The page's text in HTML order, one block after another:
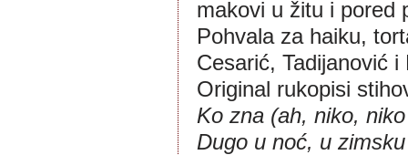
makovi u žitu i pored
Pohvala za haiku,
Cesarić, Tadijanović
Original rukopisi
Ko zna (ah, niko,
Dugo u noć, u